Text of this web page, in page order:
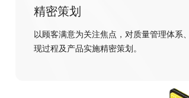
精密策划
以顾客满意为关注焦点，对质量管理体系
现过程及产品实施精密策划。